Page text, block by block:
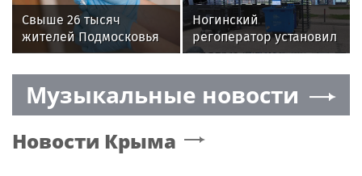
Свыше 26 тысяч
жителей Подмосковья
сделали прививки
энцефалита
Ногинский
регоператор установил
еще 300 новых баков
Музыкальные новости
Новости Крыма